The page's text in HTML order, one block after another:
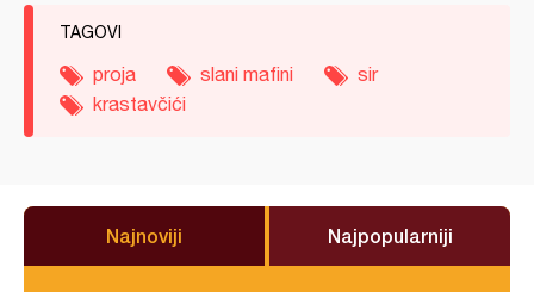
TAGOVI
proja slani mafini
sir
krastavčići
Najnoviji Najpopularniji